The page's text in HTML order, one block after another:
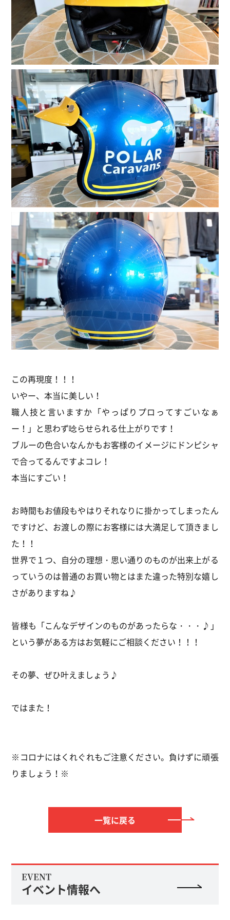
この再現度！！！
いやー、本当に美しい！
職人技と言いますか「やっぱりプロってすごいなぁ
ー！」と思わず唸らせられる仕上がりです！
ブルーの色合いなんかもお客様のイメージにドンピシャ
で合ってるんですよコレ！
本当にすごい！
お時間もお値段もやはりそれなりに掛かってしまったん
ですけど、お渡しの際にお客様には大満足して頂きまし
た！！
世界で１つ、自分の理想・思い通りのものが出来上がる
っていうのは普通のお買い物とはまた違った特別な嬉し
さがありますね♪
皆様も「こんなデザインのものがあったらな・・・♪」
という夢がある方はお気軽にご相談ください！！！
その夢、ぜひ叶えましょう♪
ではまた！
※コロナにはくれぐれもご注意ください。負けずに頑張
りましょう！※
一覧に戻る
EVENT
イベント情報へ